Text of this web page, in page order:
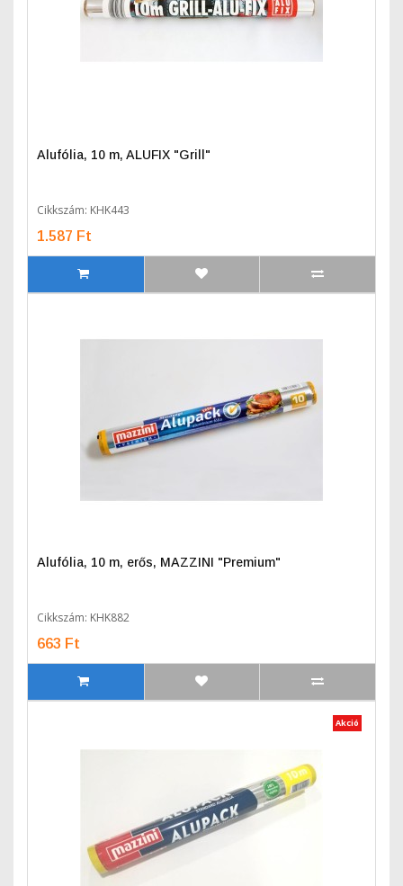
Alufólia, 10 m, ALUFIX "Grill"
Cikkszám: KHK443
1.587 Ft
Alufólia, 10 m, erős, MAZZINI "Premium"
Cikkszám: KHK882
663 Ft
Akció